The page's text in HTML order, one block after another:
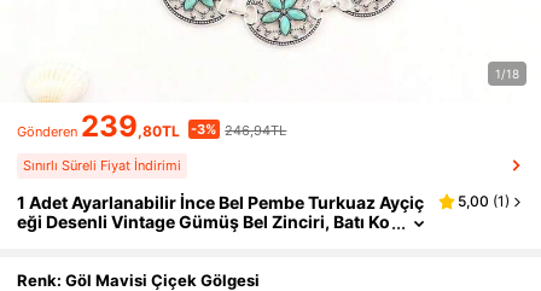
1/18
Gönderen 239,80TL -3% 246,94TL
Sınırlı Süreli Fiyat İndirimi
1 Adet Ayarlanabilir İnce Bel Pembe Turkuaz Ayçiç
eği Desenli Vintage Gümüş Bel Zinciri, Batı Ko
5,00 (1)
Renk: Göl Mavisi Çiçek Gölgesi